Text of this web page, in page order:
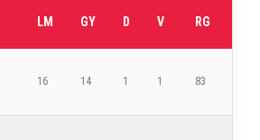
LM GY D V RG
16 14 1 1 83